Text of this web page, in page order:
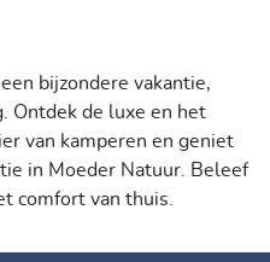
bijzondere vakantie,
Ontdek de luxe en het
van kamperen en geniet
in Moeder Natuur. Beleef
comfort van thuis.